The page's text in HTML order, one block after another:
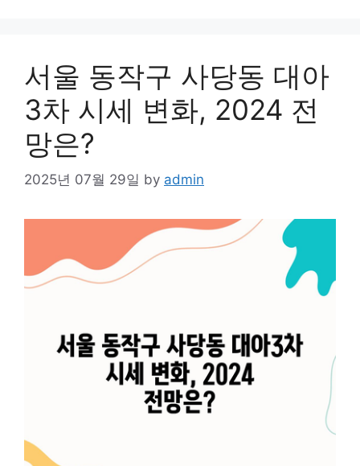
서울 동작구 사당동 대아
3차 시세 변화, 2024 전
망은?
2025년 07월 29일 by admin